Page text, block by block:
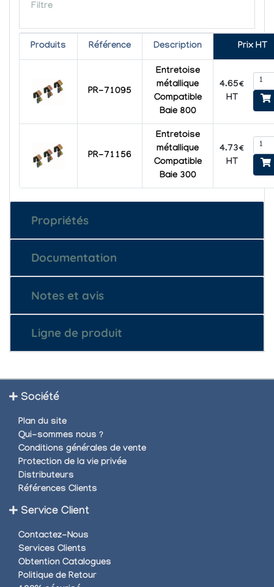
Filtre
Produits Référence Description Prix HT
PR-71095
Entretoise
métallique
Compatible
Baie 800
4.65€
HT
PR-71156
Entretoise
métallique
Compatible
Baie 300
4.73€
HT
Propriétés
Documentation
Notes et avis
Ligne de produit
Société
Plan du site
Qui-sommes nous ?
Conditions générales de vente
Protection de la vie privée
Distributeurs
Références Clients
Service Client
Contactez-Nous
Services Clients
Obtention Catalogues
Politique de Retour